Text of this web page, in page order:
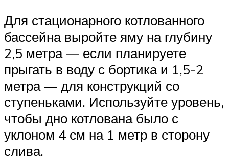
Для стационарного котлованного
бассейна выройте яму на глубину
2,5 метра — если планируете
прыгать в воду с бортика и 1,5-2
метра — для конструкций со
ступеньками. Используйте уровень,
чтобы дно котлована было с
уклоном 4 см на 1 метр в сторону
слива.